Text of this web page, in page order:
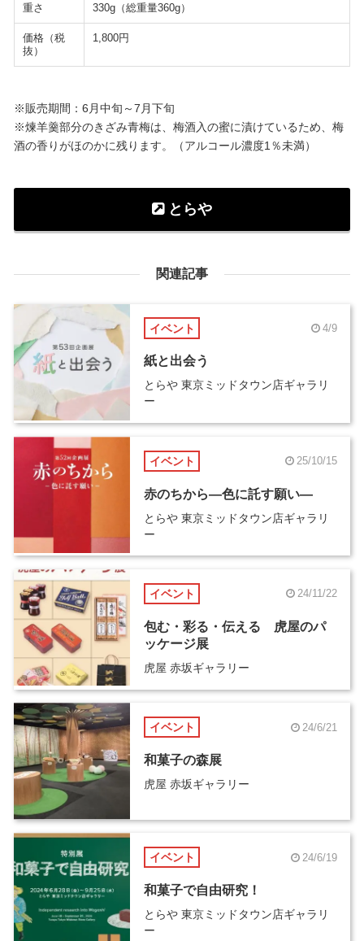
重さ 330g（総重量360g）
価格（税
抜）
1,800円
※販売期間：6月中旬～7月下旬
※煉羊羹部分のきざみ青梅は、梅酒入の蜜に漬けているため、梅
酒の香りがほのかに残ります。（アルコール濃度1％未満）
とらや
関連記事
イベント 4/9
紙と出会う
とらや 東京ミッドタウン店ギャラリ
ー
イベント 25/10/15
赤のちから―色に託す願い―
とらや 東京ミッドタウン店ギャラリ
ー
イベント 24/11/22
包む・彩る・伝える 虎屋のパ
ッケージ展
虎屋 赤坂ギャラリー
イベント 24/6/21
和菓子の森展
虎屋 赤坂ギャラリー
イベント 24/6/19
和菓子で自由研究！
とらや 東京ミッドタウン店ギャラリ
ー